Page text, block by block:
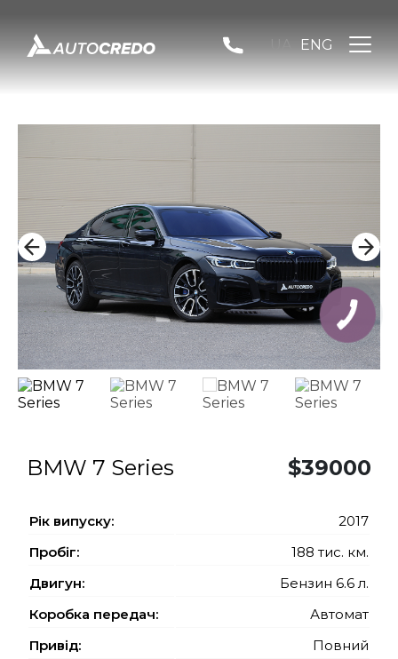
ENG
BMW 7 Series $39000
Рiк випуску:
2017
Пробіг:
188 тис. км.
Двигун:
Бензин 6.6 л.
Коробка передач:
Автомат
Привід:
Повний